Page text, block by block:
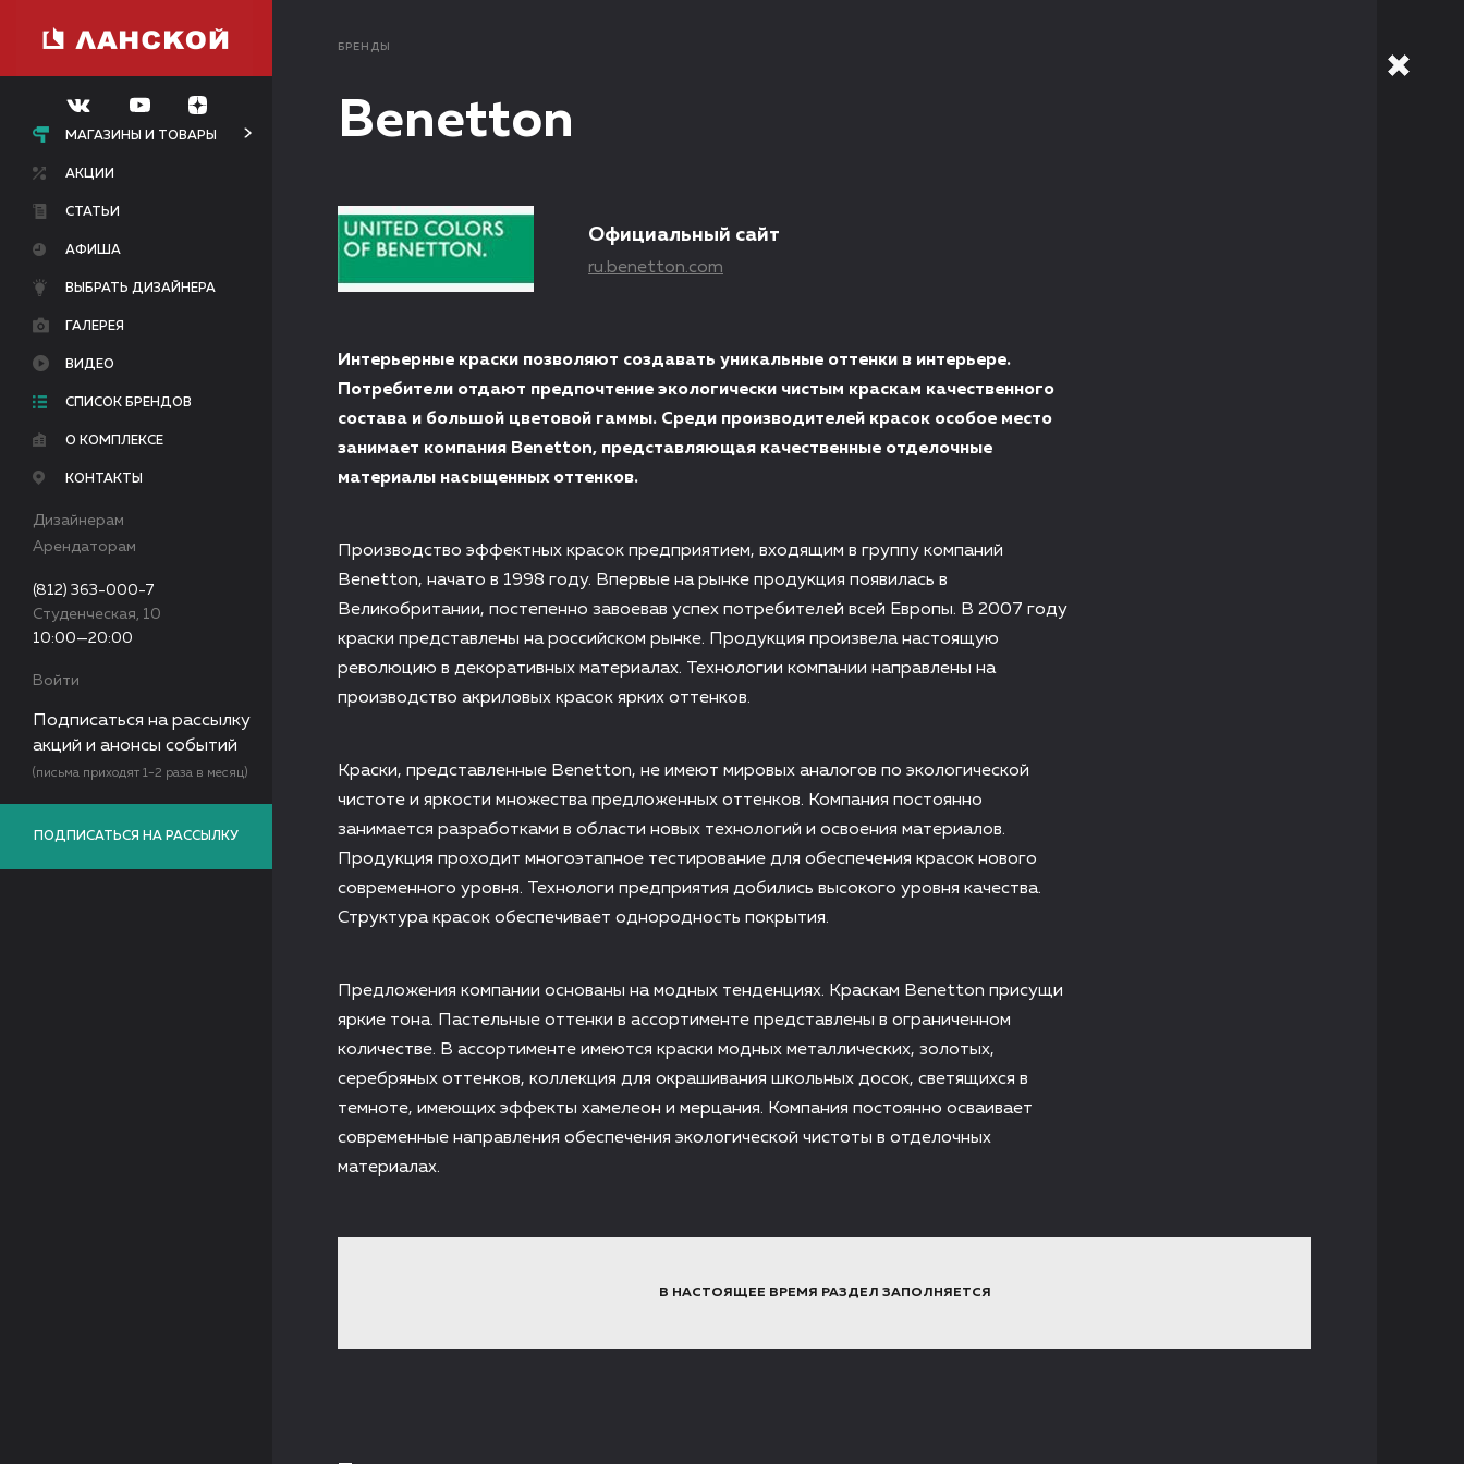
МАГАЗИНЫ И ТОВАРЫ
АКЦИИ
СТАТЬИ
АФИША
ВЫБРАТЬ ДИЗАЙНЕРА
ГАЛЕРЕЯ
ВИДЕО
СПИСОК БРЕНДОВ
О КОМПЛЕКСЕ
КОНТАКТЫ
Дизайнерам
Арендаторам
(812) 363-000-7
Студенческая, 10
10:00—20:00
Войти
Подписаться на рассылку
акций и анонсы событий
(письма приходят 1-2 раза в месяц)
ПОДПИСАТЬСЯ НА РАССЫЛКУ
БРЕНДЫ
Benetton
Официальный сайт
ru.benetton.com
Интерьерные краски позволяют создавать уникальные оттенки в интерьере.
Потребители отдают предпочтение экологически чистым краскам качественного
состава и большой цветовой гаммы. Среди производителей красок особое место
занимает компания Вenetton, представляющая качественные отделочные
материалы насыщенных оттенков.
Производство эффектных красок предприятием, входящим в группу компаний
Вenetton, начато в 1998 году. Впервые на рынке продукция появилась в
Великобритании, постепенно завоевав успех потребителей всей Европы. В 2007 году
краски представлены на российском рынке. Продукция произвела настоящую
революцию в декоративных материалах. Технологии компании направлены на
производство акриловых красок ярких оттенков.
Краски, представленные Вenetton, не имеют мировых аналогов по экологической
чистоте и яркости множества предложенных оттенков. Компания постоянно
занимается разработками в области новых технологий и освоения материалов.
Продукция проходит многоэтапное тестирование для обеспечения красок нового
современного уровня. Технологи предприятия добились высокого уровня качества.
Структура красок обеспечивает однородность покрытия.
Предложения компании основаны на модных тенденциях. Краскам Вenetton присущи
яркие тона. Пастельные оттенки в ассортименте представлены в ограниченном
количестве. В ассортименте имеются краски модных металлических, золотых,
серебряных оттенков, коллекция для окрашивания школьных досок, светящихся в
темноте, имеющих эффекты хамелеон и мерцания. Компания постоянно осваивает
современные направления обеспечения экологической чистоты в отделочных
материалах.
В НАСТОЯЩЕЕ ВРЕМЯ РАЗДЕЛ ЗАПОЛНЯЕТСЯ